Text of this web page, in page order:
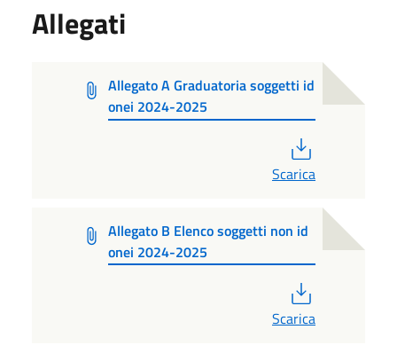
Allegati
Allegato A Graduatoria soggetti id
onei 2024-2025
Scarica
Allegato B Elenco soggetti non id
onei 2024-2025
Scarica